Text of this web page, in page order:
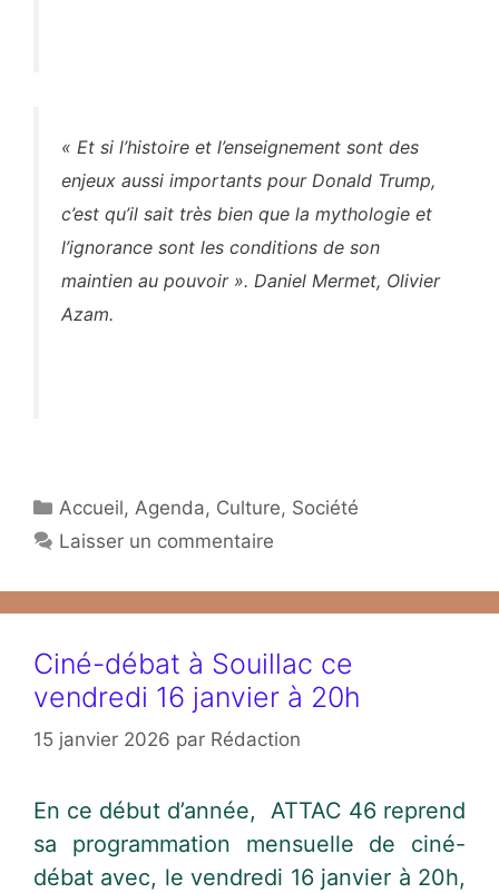
« Et si l’histoire et l’enseignement sont des
enjeux aussi importants pour Donald Trump,
c’est qu’il sait très bien que la mythologie et
l’ignorance sont les conditions de son
maintien au pouvoir ». Daniel Mermet, Olivier
Azam.
Catégories
Accueil, Agenda, Culture, Société
Laisser un commentaire
Ciné-débat à Souillac ce
vendredi 16 janvier à 20h
15 janvier 2026 par Rédaction
En ce début d’année, ATTAC 46 reprend
sa programmation mensuelle de ciné-
débat avec, le vendredi 16 janvier à 20h,